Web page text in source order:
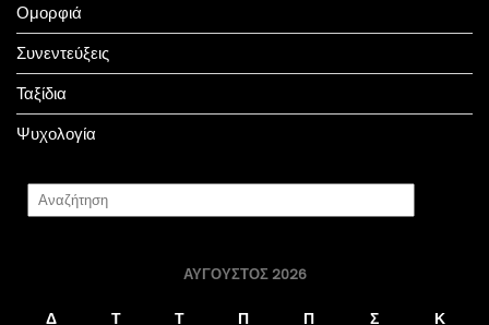
Ομορφιά
Συνεντεύξεις
Ταξίδια
Ψυχολογία
ΑΎΓΟΥΣΤΟΣ 2026
Δ Τ Τ Π Π Σ Κ